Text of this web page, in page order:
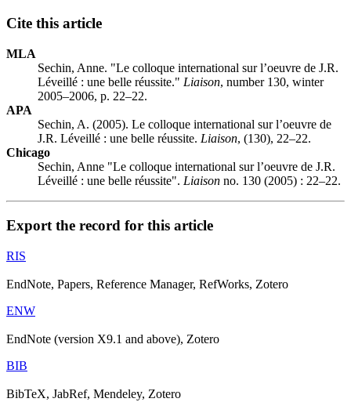
Cite this article
MLA
Sechin, Anne. "Le colloque international sur l’oeuvre de J.R.
Léveillé : une belle réussite." Liaison, number 130, winter
2005–2006, p. 22–22.
APA
Sechin, A. (2005). Le colloque international sur l’oeuvre de
J.R. Léveillé : une belle réussite. Liaison, (130), 22–22.
Chicago
Sechin, Anne "Le colloque international sur l’oeuvre de J.R.
Léveillé : une belle réussite". Liaison no. 130 (2005) : 22–22.
Export the record for this article
RIS
EndNote, Papers, Reference Manager, RefWorks, Zotero
ENW
EndNote (version X9.1 and above), Zotero
BIB
BibTeX, JabRef, Mendeley, Zotero